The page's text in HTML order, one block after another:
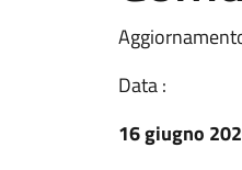
Data :
16 giugno